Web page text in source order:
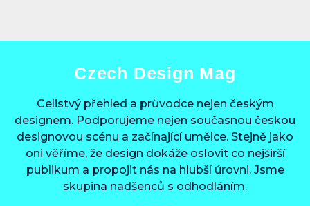
Czech Design Mag
Celistvý přehled a průvodce nejen českým
designem. Podporujeme nejen současnou českou
designovou scénu a začínající umělce. Stejně jako
oni věříme, že design dokáže oslovit co nejširší
publikum a propojit nás na hlubší úrovni. Jsme
skupina nadšenců s odhodláním.